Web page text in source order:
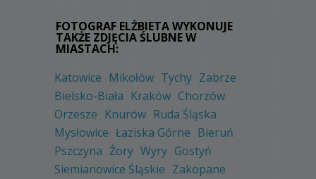
FOTOGRAF ELŻBIETA WYKONUJE
TAKŻE ZDJĘCIA ŚLUBNE W
MIASTACH:
Katowice Mikołów Tychy Zabrze
Bielsko-Biała Kraków Chorzów
Orzesze Knurów Ruda Śląska
Mysłowice Łaziska Górne Bieruń
Pszczyna Żory Wyry Gostyń
Siemianowice Śląskie Zakopane